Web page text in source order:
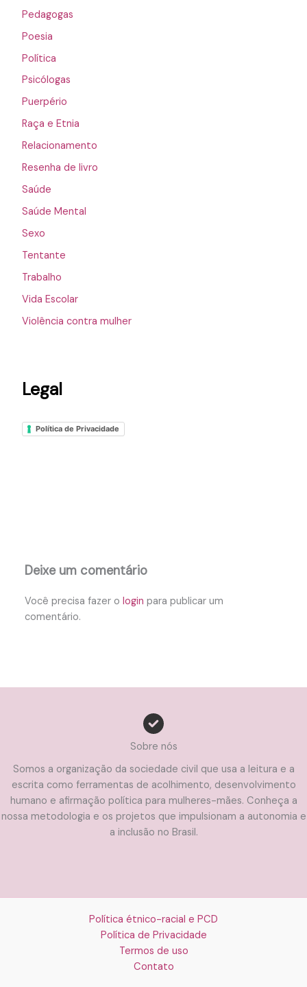
Pedagogas
Poesia
Política
Psicólogas
Puerpério
Raça e Etnia
Relacionamento
Resenha de livro
Saúde
Saúde Mental
Sexo
Tentante
Trabalho
Vida Escolar
Violência contra mulher
Legal
Política de Privacidade
Deixe um comentário
Você precisa fazer ologin para publicar um
comentário.
Sobre nós
Somos a organização da sociedade civil que usa a leitura e a
escrita como ferramentas de acolhimento, desenvolvimento
humano e afirmação política para mulheres-mães. Conheça a
nossa metodologia e os projetos que impulsionam a autonomia e
a inclusão no Brasil.
Política étnico-racial e PCD
Política de Privacidade
Termos de uso
Contato